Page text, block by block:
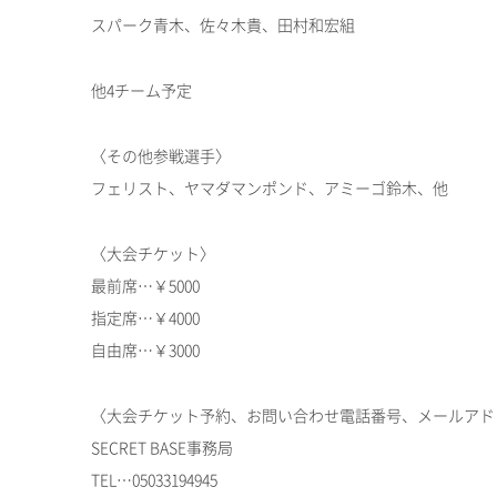
スパーク青木、佐々木貴、田村和宏組
他4チーム予定
〈その他参戦選手〉
フェリスト、ヤマダマンポンド、アミーゴ鈴木、他
〈大会チケット〉
最前席…￥5000
指定席…￥4000
自由席…￥3000
〈大会チケット予約、お問い合わせ電話番号、メールア
SECRET BASE事務局
TEL…05033194945